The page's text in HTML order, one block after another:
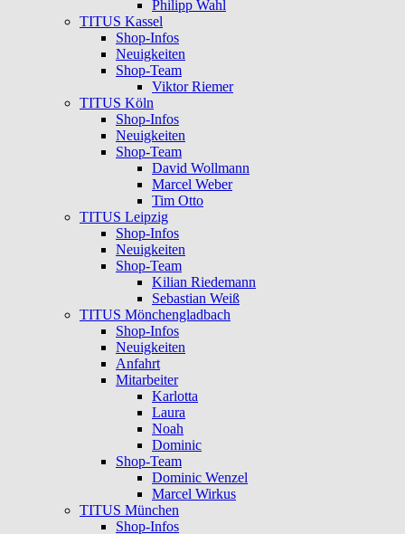
Philipp Wahl
TITUS Kassel
Shop-Infos
Neuigkeiten
Shop-Team
Viktor Riemer
TITUS Köln
Shop-Infos
Neuigkeiten
Shop-Team
David Wollmann
Marcel Weber
Tim Otto
TITUS Leipzig
Shop-Infos
Neuigkeiten
Shop-Team
Kilian Riedemann
Sebastian Weiß
TITUS Mönchengladbach
Shop-Infos
Neuigkeiten
Anfahrt
Mitarbeiter
Karlotta
Laura
Noah
Dominic
Shop-Team
Dominic Wenzel
Marcel Wirkus
TITUS München
Shop-Infos